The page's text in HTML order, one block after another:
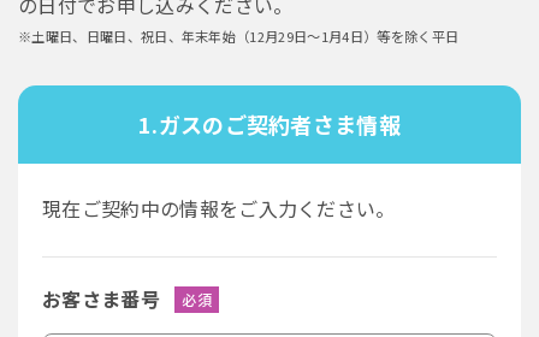
※土曜日、日曜日、祝日、年末年始（12月29日～1月4日）等を除く平日
1.ガスのご契約者さま情報
現在ご契約中の情報をご入力ください。
お客さま番号 必須